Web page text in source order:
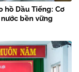
hồ Dầu Tiếng: Cơ
bền vững